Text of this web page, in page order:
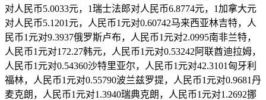
对人民币5.0033元，1瑞士法郎对人民币6.8774元，1加拿大元
对人民币5.1201元，人民币1元对0.60742马来西亚林吉特，人
民币1元对9.3937俄罗斯卢布，人民币1元对2.0995南非兰特，
人民币1元对172.27韩元，人民币1元对0.53242阿联酋迪拉姆，
人民币1元对0.54360沙特里亚尔，人民币1元对42.3101匈牙利
福林，人民币1元对0.55790波兰兹罗提，人民币1元对0.9681丹
麦克朗，人民币1元对1.3940瑞典克朗，人民币1元对1.2692挪